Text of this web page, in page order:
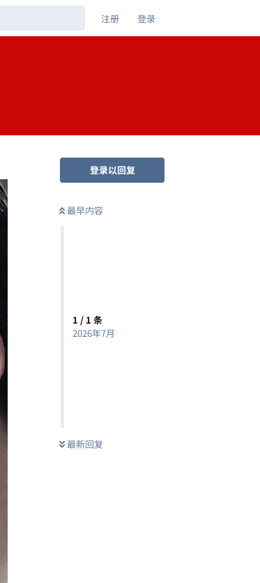
注册 登录
登录以回复
最早内容
1 / 1 条
2026年7月
最新回复